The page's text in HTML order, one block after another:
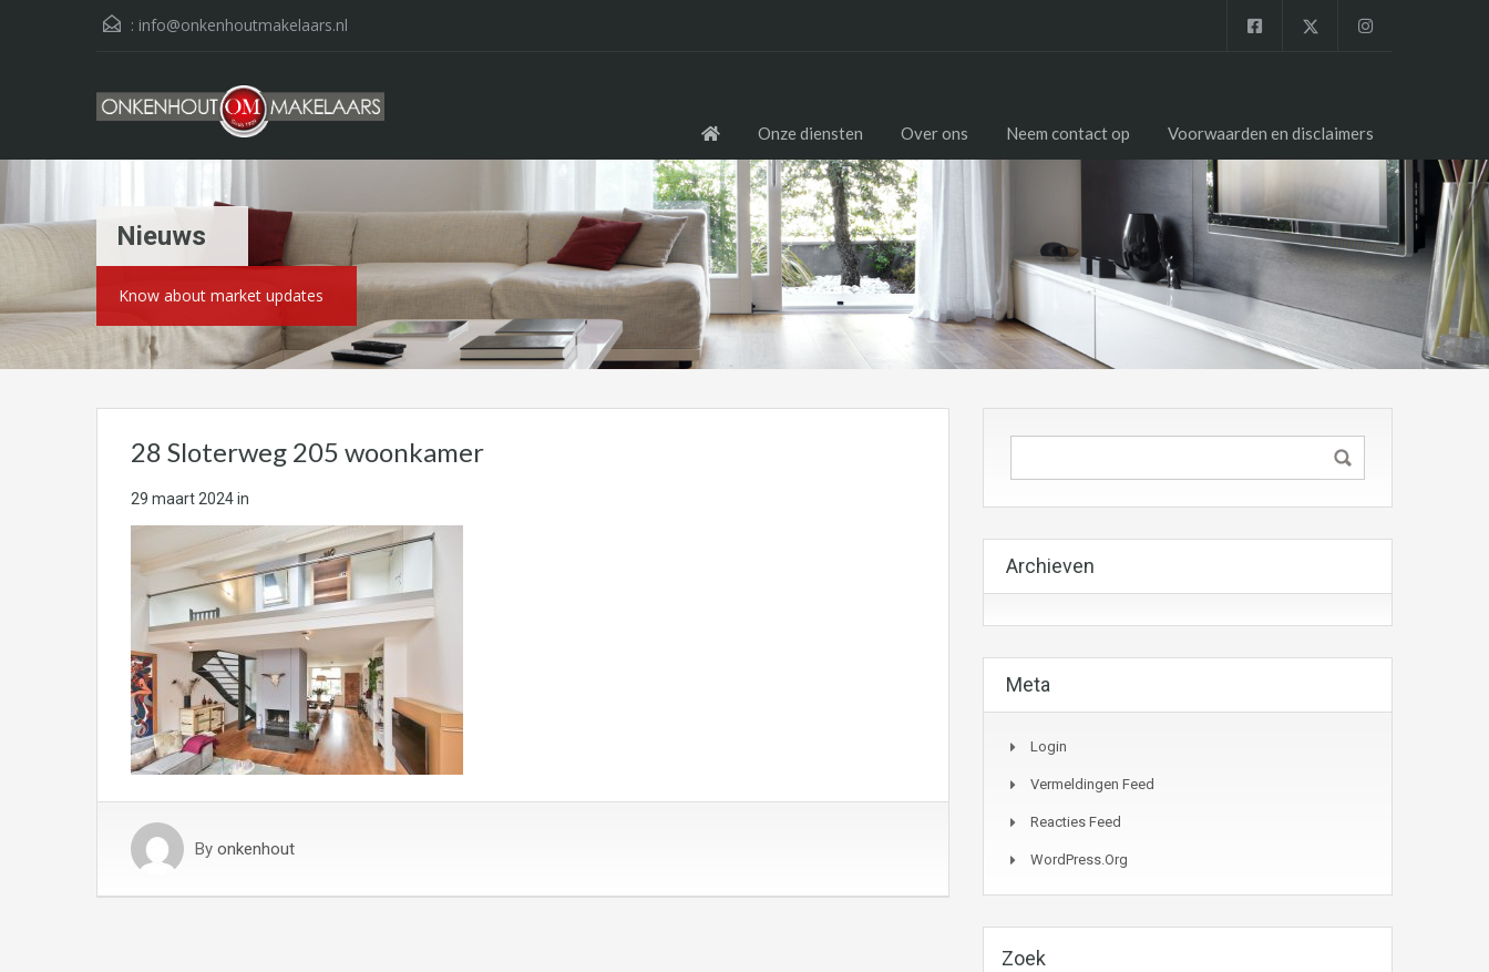
: info@onkenhoutmakelaars.nl
Onze diensten Over ons Neem contact op Voorwaarden en disclaimers
Nieuws
Know about market updates
28 Sloterweg 205 woonkamer
29 maart 2024in
By onkenhout
Archieven
Meta
Login
Vermeldingen Feed
Reacties Feed
WordPress.org
Zoek